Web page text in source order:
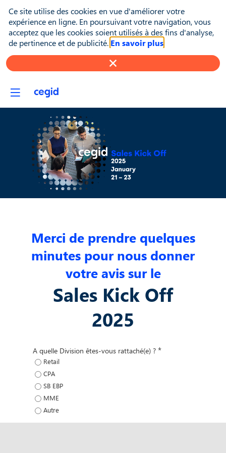
Merci de prendre quelques
minutes pour nous donner
votre avis sur le
Sales Kick Off
2025
A quelle Division êtes-vous rattaché(e) ? *
Retail
CPA
SB EBP
MME
Autre
Ce site utilise des cookies en vue d'améliorer votre
expérience en ligne. En poursuivant votre navigation, vous
acceptez que les cookies soient utilisés à des fins d'analyse,
de pertinence et de publicité. En savoir plus